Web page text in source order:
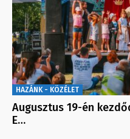
HAZÁNK - KÖZÉLET
Augusztus 19-én
E…